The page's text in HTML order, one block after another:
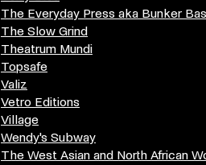
The Everyday Press aka Bunker
The Slow Grind
Theatrum Mundi
Topsafe
Valiz
Vetro Editions
Village
Wendy's Subway
The West Asian and North African